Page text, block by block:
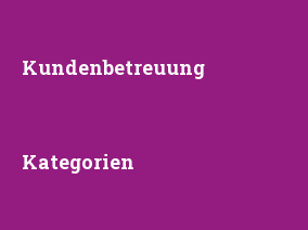
Kundenbetreuung
Kundenbetreuung
Kategorien
Kategorien